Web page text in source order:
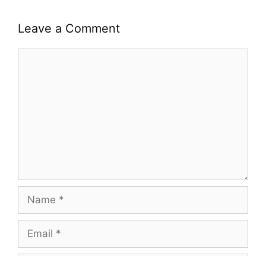
Leave a Comment